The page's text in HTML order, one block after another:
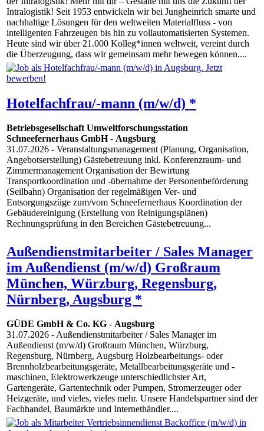
Intralogistik! Seit 1953 entwickeln wir bei Jungheinrich smarte und
nachhaltige Lösungen für den weltweiten Materialfluss - von
intelligenten Fahrzeugen bis hin zu vollautomatisierten Systemen.
Heute sind wir über 21.000 Kolleg*innen weltweit, vereint durch
die Überzeugung, dass wir gemeinsam mehr bewegen können....
Hotelfachfrau/-mann (m/w/d) *
Betriebsgesellschaft Umweltforschungsstation
Schneefernerhaus GmbH- Augsburg
31.07.2026 - Veranstaltungsmanagement (Planung, Organisation,
Angebotserstellung) Gästebetreuung inkl. Konferenzraum- und
Zimmermanagement Organisation der Bewirtung
Transportkoordination und -übernahme der Personenbeförderung
(Seilbahn) Organisation der regelmäßigen Ver- und
Entsorgungszüge zum/vom Schneefernerhaus Koordination der
Gebäudereinigung (Erstellung von Reinigungsplänen)
Rechnungsprüfung in den Bereichen Gästebetreuung...
Außendienstmitarbeiter / Sales Manager
im Außendienst (m/w/d) Großraum
München, Würzburg, Regensburg,
Nürnberg, Augsburg *
GÜDE GmbH & Co. KG - Augsburg
31.07.2026 - Außendienstmitarbeiter / Sales Manager im
Außendienst (m/w/d) Großraum München, Würzburg,
Regensburg, Nürnberg, Augsburg Holzbearbeitungs- oder
Brennholzbearbeitungsgeräte, Metallbearbeitungsgeräte und -
maschinen, Elektrowerkzeuge unterschiedlichster Art,
Gartengeräte, Gartentechnik oder Pumpen, Stromerzeuger oder
Heizgeräte, und vieles, vieles mehr. Unsere Handelspartner sind der
Fachhandel, Baumärkte und Internethändler....